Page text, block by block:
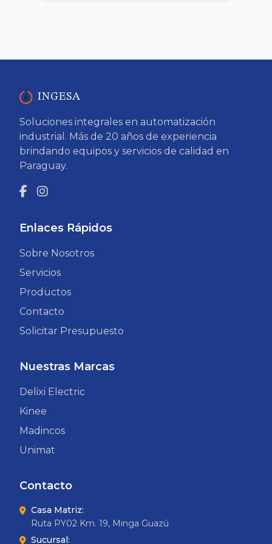
INGESA
Soluciones integrales en automatización
industrial. Más de 20 años de experiencia
brindando equipos y servicios de calidad en
Paraguay.
Enlaces Rápidos
Sobre Nosotros
Servicios
Productos
Contacto
Solicitar Presupuesto
Nuestras Marcas
Delixi Electric
Kinee
Madincos
Unimat
Contacto
Casa Matriz:
Ruta PY02 Km. 19, Minga Guazú
Sucursal: